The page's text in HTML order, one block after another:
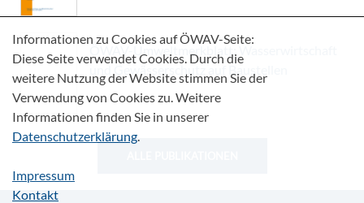
Informationen zu Cookies auf ÖWAV-Seite:
Diese Seite verwendet Cookies. Durch die
weitere Nutzung der Website stimmen Sie der
Verwendung von Cookies zu. Weitere
Informationen finden Sie in unserer
Datenschutzerklärung.
Impressum
Kontakt